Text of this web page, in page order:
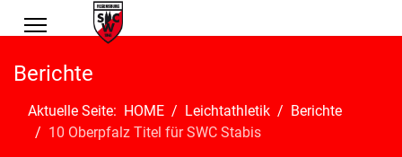
Berichte
Aktuelle Seite: HOME Leichtathletik
Berichte
10 Oberpfalz Titel für SWC Stabis